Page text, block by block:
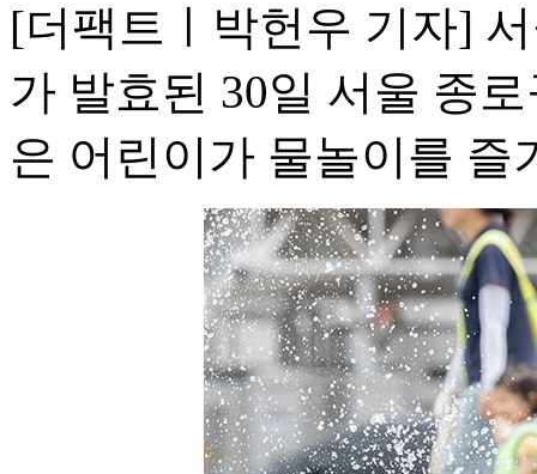
[더팩트ㅣ박헌우 기자]
가 발효된 30일 서울 종
은 어린이가 물놀이를 즐